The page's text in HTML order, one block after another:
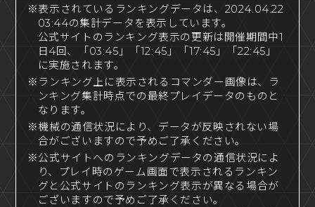
※表示されているランキングデータは、2024.04.22
03:44の集計データを表示しています。
公式サイトのランキング表示の更新は開催期間中1
日4回、「03:45」「12:45」「17:45」「22:45」
に実施されます。
※ランキング上に表示されるコマンダー画像は、ラ
ンキング集計時点での最終プレイデータのものと
なります。
※機械の通信状況により、データが反映されない場
合がございますので予めご了承ください。
※公式サイトへのランキングデータの通信状況によ
り、プレイ時のゲーム画面で表示されるランキン
グと公式サイトのランキング表示が異なる場合が
ございますので予めご了承ください。